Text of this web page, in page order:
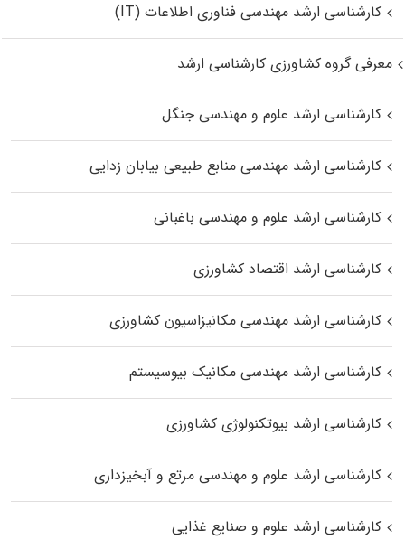
کارشناسی ارشد مهندسی فناوری اطلاعات (IT)
معرفی گروه کشاورزی کارشناسی ارشد
کارشناسی ارشد علوم و مهندسی جنگل
کارشناسی ارشد مهندسی منابع طبیعی بیابان زدایی
کارشناسی ارشد علوم و مهندسی باغبانی
کارشناسی ارشد اقتصاد کشاورزی
کارشناسی ارشد مهندسی مکانیزاسیون کشاورزی
کارشناسی ارشد مهندسی مکانیک بیوسیستم
کارشناسی ارشد بیوتکنولوژی کشاورزی
کارشناسی ارشد علوم و مهندسی مرتع و آبخیزداری
کارشناسی ارشد علوم و صنایع غذایی